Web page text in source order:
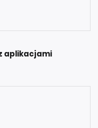
aplikacjami